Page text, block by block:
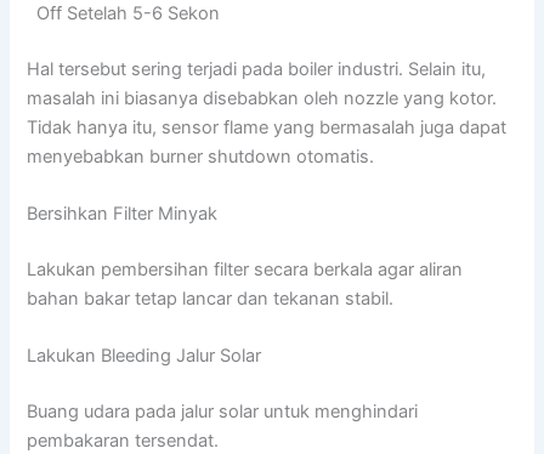
Off Setelah 5-6 Sekon
Hal tersebut sering terjadi pada boiler industri. Selain itu,
masalah ini biasanya disebabkan oleh nozzle yang kotor.
Tidak hanya itu, sensor flame yang bermasalah juga dapat
menyebabkan burner shutdown otomatis.
Bersihkan Filter Minyak
Lakukan pembersihan filter secara berkala agar aliran
bahan bakar tetap lancar dan tekanan stabil.
Lakukan Bleeding Jalur Solar
Buang udara pada jalur solar untuk menghindari
pembakaran tersendat.